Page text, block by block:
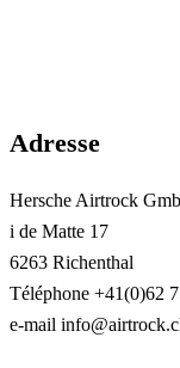
Adresse
Hersche Airtrock
i de Matte 17
6263 Richenthal
Téléphone +41(0)62
e-mail